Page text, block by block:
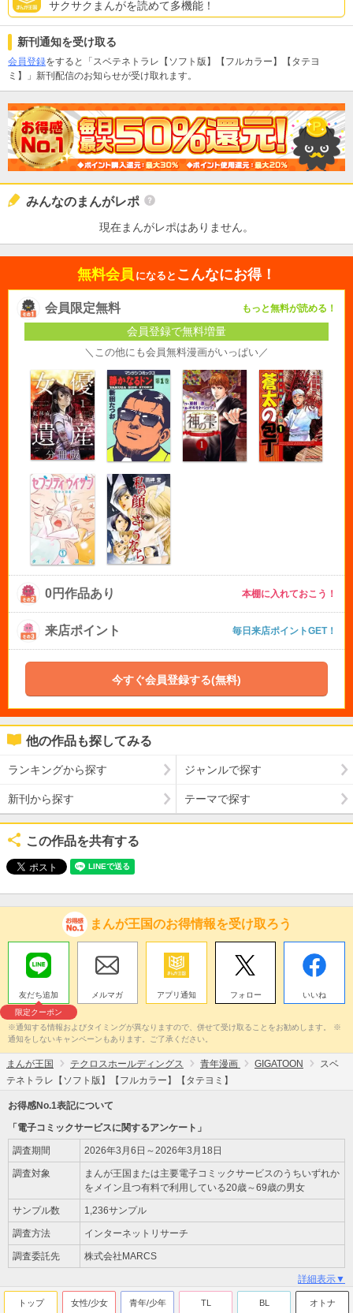
サクサクまんがを読めて多機能！
新刊通知を受け取る
会員登録をすると「スベテネトラレ【ソフト版】【フルカラー】【タテヨ
ミ】」新刊配信のお知らせが受け取れます。
みんなのまんがレポ
現在まんがレポはありません。
無料会員 になると こんなにお得！
会員限定無料 もっと無料が読める！
会員登録で無料増量
＼この他にも会員無料漫画がいっぱい／
0円作品あり 本棚に入れておこう！
来店ポイント 毎日来店ポイントGET！
今すぐ会員登録する(無料)
他の作品も探してみる
ランキングから探す ジャンルで探す
新刊から探す テーマで探す
この作品を共有する
まんが王国のお得情報を受け取ろう
友だち追加
限定クーポン
メルマガ アプリ通知 フォロー いいね
※通知する情報およびタイミングが異なりますので、併せて受け取ることをお勧めします。 ※
通知をしないキャンペーンもあります。ご了承ください。
まんが王国 テクロスホールディングス 青年漫画 GIGATOON
スベ
テネトラレ【ソフト版】【フルカラー】【タテヨミ】
お得感No.1表記について
「電子コミックサービスに関するアンケート」
調査期間 2026年3月6日～2026年3月18日
調査対象
まんが王国または主要電子コミックサービスのうちいずれか
をメイン且つ有料で利用している20歳～69歳の男女
サンプル数 1,236サンプル
調査方法 インターネットリサーチ
調査委託先 株式会社MARCS
詳細表示▼
トップ 女性/少女 青年/少年 TL BL オトナ